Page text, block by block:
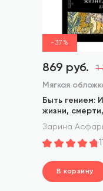
-37%
869 руб. 1
Мягкая
Быть гением:
жизни,
безумии
Зарина
11
В корзину